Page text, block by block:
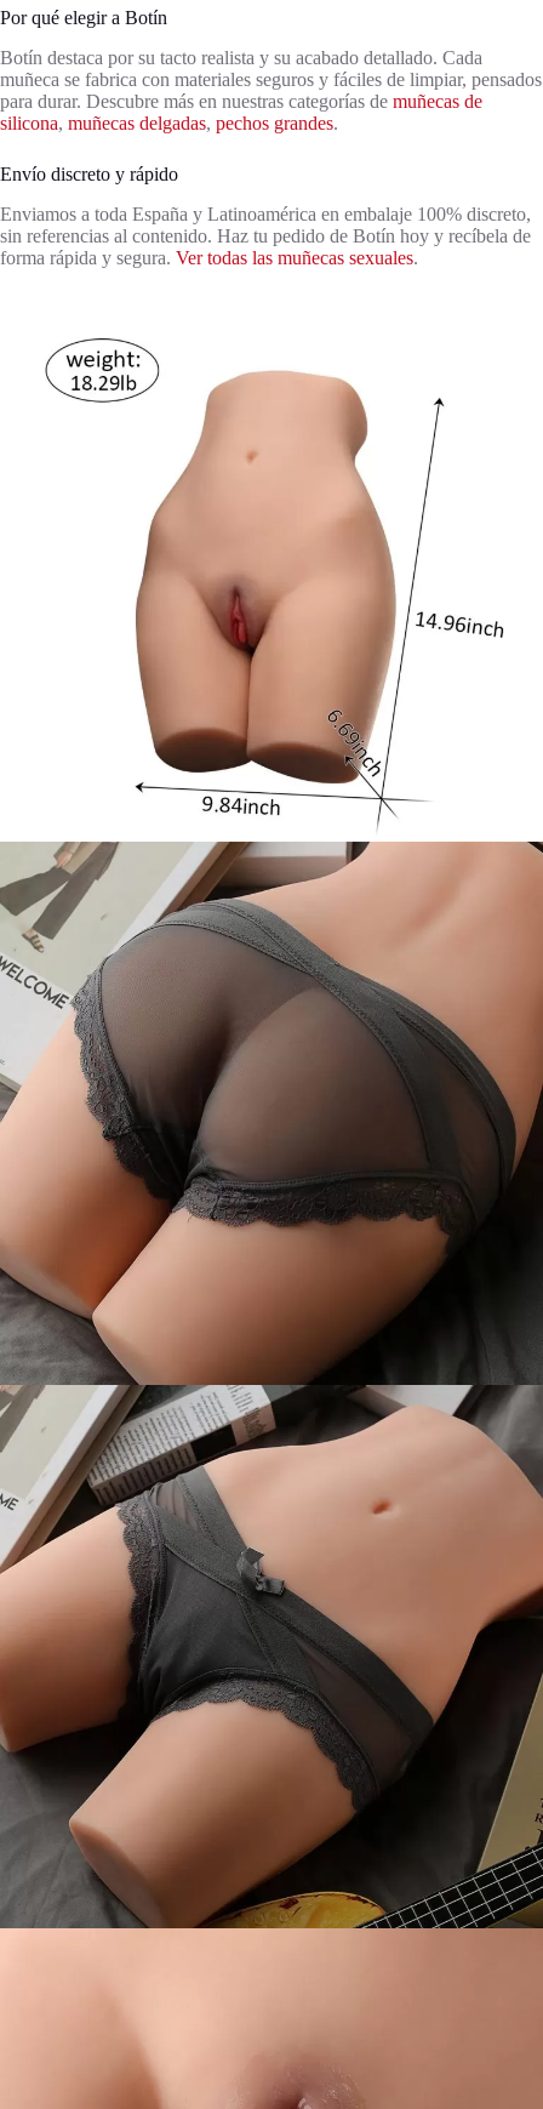
Por qué elegir a Botín
Botín destaca por su tacto realista y su acabado detallado. Cada
muñeca se fabrica con materiales seguros y fáciles de limpiar, pensados
para durar. Descubre más en nuestras categorías de muñecas de
silicona, muñecas delgadas, pechos grandes.
Envío discreto y rápido
Enviamos a toda España y Latinoamérica en embalaje 100% discreto,
sin referencias al contenido. Haz tu pedido de Botín hoy y recíbela de
forma rápida y segura. Ver todas las muñecas sexuales.